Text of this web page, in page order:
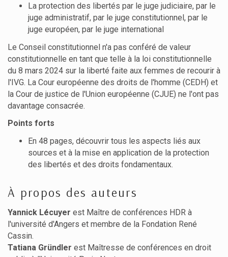
La protection des libertés par le juge judiciaire, par le
juge administratif, par le juge constitutionnel, par le
juge européen, par le juge international
Le Conseil constitutionnel n'a pas conféré de valeur
constitutionnelle en tant que telle à la loi constitutionnelle
du 8 mars 2024 sur la liberté faite aux femmes de recourir à
l'IVG. La Cour européenne des droits de l'homme (CEDH) et
la Cour de justice de l'Union européenne (CJUE) ne l'ont pas
davantage consacrée.
Points forts
En 48 pages, découvrir tous les aspects liés aux
sources et à la mise en application de la protection
des libertés et des droits fondamentaux.
À propos des auteurs
Yannick Lécuyer est Maître de conférences HDR à
l'université d'Angers et membre de la Fondation René
Cassin.
Tatiana Gründler est Maîtresse de conférences en droit